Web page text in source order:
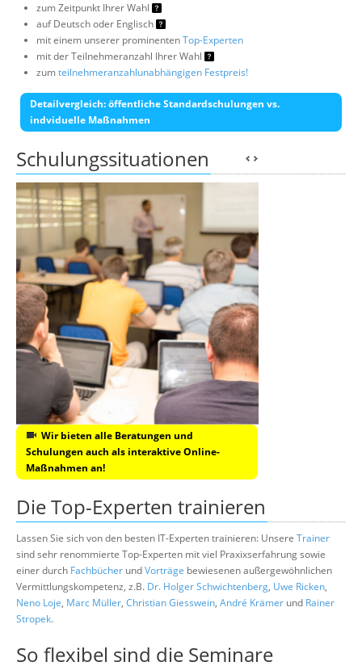
zum Zeitpunkt Ihrer Wahl
auf Deutsch oder Englisch
mit einem unserer prominentenTop-Experten
mit der Teilnehmeranzahl Ihrer Wahl
zumteilnehmeranzahlunabhängigen Festpreis!
Detailvergleich: öffentliche Standardschulungen vs.
indviduelle Maßnahmen
Schulungssituationen
Wir bieten alle Beratungen und
Schulungen auch als interaktive Online-
Maßnahmen an!
Die Top-Experten trainieren
Lassen Sie sich von den besten IT-Experten trainieren: Unsere Trainer
sind sehr renommierte Top-Experten mit viel Praxixserfahrung sowie
einer durch Fachbücher undVorträge bewiesenen außergewöhnlichen
Vermittlungskompetenz, z.B. Dr. Holger Schwichtenberg, Uwe Ricken,
Neno Loje, Marc Müller, Christian Giesswein, André Krämer und Rainer
Stropek.
So flexibel sind die Seminare